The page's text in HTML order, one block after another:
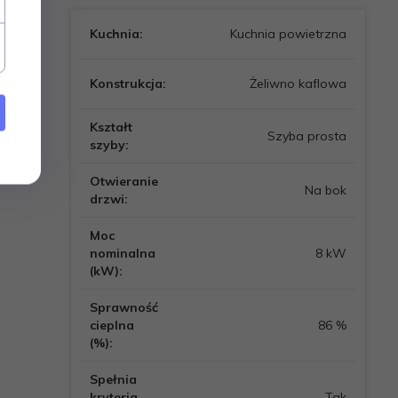
Kuchnia: Kuchnia powietrzna
Konstrukcja: Żeliwno kaflowa
Kształt
szyby:
Szyba prosta
Otwieranie
drzwi:
Na bok
Moc
nominalna
(kW):
8 kW
Sprawność
cieplna
(%):
86 %
Spełnia